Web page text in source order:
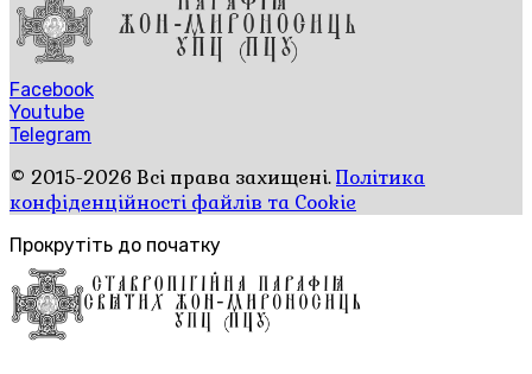
Facebook
Youtube
Telegram
© 2015-2026 Всі права захищені.Політика
конфіденційності файлів та Cookie
Прокрутіть до початку